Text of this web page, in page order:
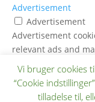
Vi bruger cookies
“Cookie
tilladelse til,
Advertisement
Advertisement
Advertisement
relevant ads and
visitors across
customized ads.